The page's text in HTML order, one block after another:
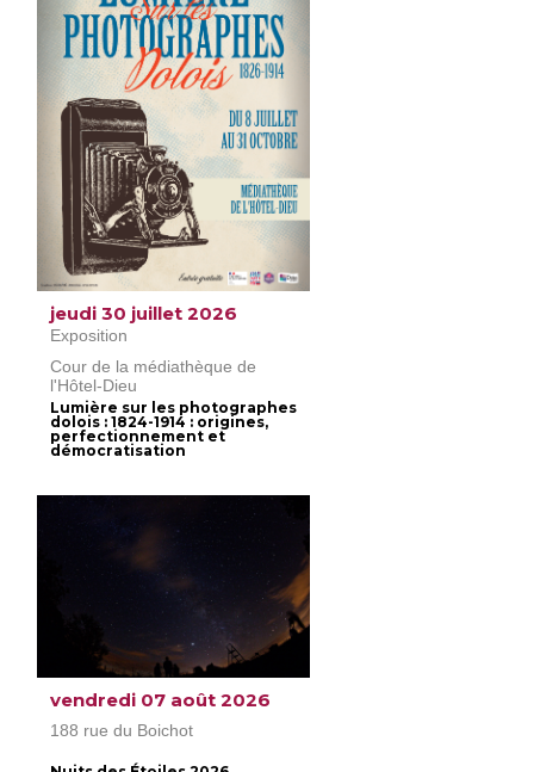
jeudi 30 juillet 2026
Exposition
Cour de la médiathèque de
l'Hôtel-Dieu
Lumière sur les photographes
dolois : 1824-1914 : origines,
perfectionnement et
démocratisation
vendredi 07 août 2026
188 rue du Boichot